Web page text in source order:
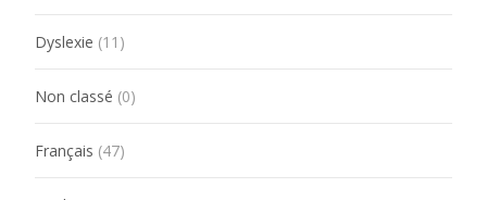
Dyslexie (11)
Non classé (0)
Français (47)